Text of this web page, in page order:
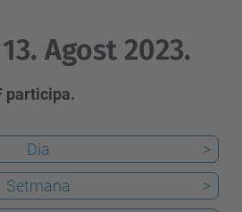
Agost 2023.
participa.
Dia
>
Setmana
>